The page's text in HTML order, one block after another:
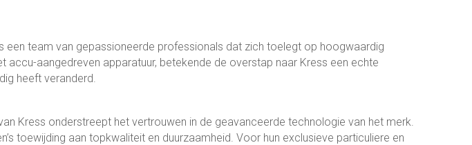
een team van gepassioneerde professionals dat zich toelegt op hoogwaardig
accu-aangedreven apparatuur, betekende de overstap naar Kress een echte
heeft veranderd.
Kress onderstreept het vertrouwen in de geavanceerde technologie van het merk.
toewijding aan topkwaliteit en duurzaamheid. Voor hun exclusieve particuliere en